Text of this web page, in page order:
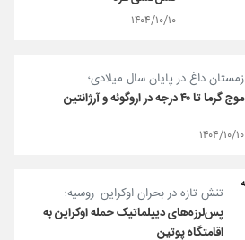
۱۴۰۴/۱۰/۱۰
زمستان داغ در پایان سال میلادی؛
موج گرما تا ۴۰ درجه در اروگوئه و آرژانتین
۱۴۰۴/۱۰/۱۰
تنش تازه در بحران اوکراین–روسیه؛
پس‌لرزه‌های دیپلماتیک حمله اوکراین به
اقامتگاه پوتین